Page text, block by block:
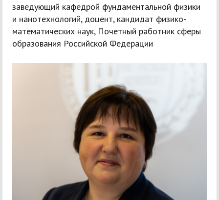
заведующий кафедрой фундаментальной физики
и нанотехнологий, доцент, кандидат физико-
математических наук, Почетный работник сферы
образования Российской Федерации